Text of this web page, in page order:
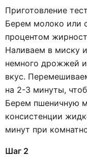
Приготовление
Берем молоко или
процентом
Наливаем в миску
немного дрожжей
вкус.
на 2-3 минуты,
Берем пшеничную
консистенции
минут при
Шаг 2